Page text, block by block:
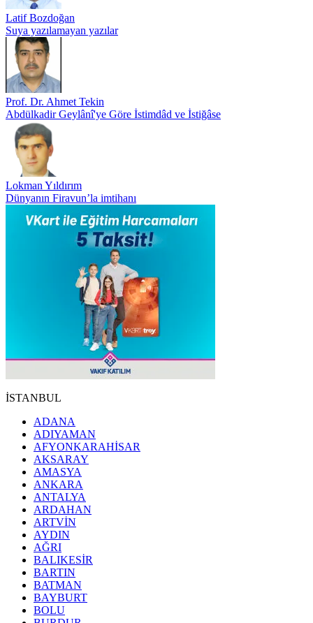
Latif Bozdoğan
Suya yazılamayan yazılar
Prof. Dr. Ahmet Tekin
Abdülkadir Geylânî'ye Göre İstimdâd ve İstiğâse
Lokman Yıldırım
Dünyanın Firavun’la imtihanı
İSTANBUL
ADANA
ADIYAMAN
AFYONKARAHİSAR
AKSARAY
AMASYA
ANKARA
ANTALYA
ARDAHAN
ARTVİN
AYDIN
AĞRI
BALIKESİR
BARTIN
BATMAN
BAYBURT
BOLU